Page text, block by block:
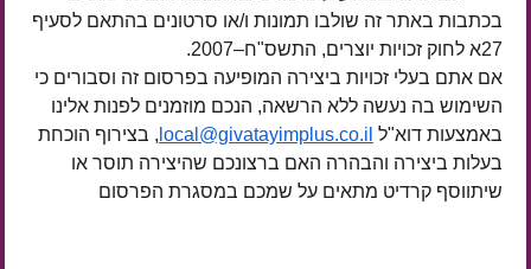
בכתבות באתר זה שולבו תמונות ו/או סרטונים בהתאם לסעיף
27א לחוק זכויות יוצרים, התשס"ח–2007.
אם אתם בעלי זכויות ביצירה המופיעה בפרסום זה וסבורים כי
השימוש בה נעשה ללא הרשאה, הנכם מוזמנים לפנות אלינו
באמצעות דוא"ל local@givatayimplus.co.il , בצירוף הוכחת
בעלות ביצירה והבהרה האם ברצונכם שהיצירה תוסר או
שיתווסף קרדיט מתאים על שמכם במסגרת הפרסום